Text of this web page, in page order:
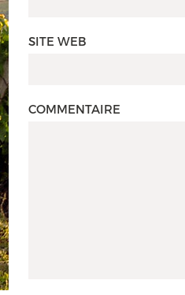
SITE WEB
COMMENTAIRE